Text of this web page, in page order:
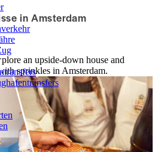
in Amsterdam
an upside-down house and
sprinkles in Amsterdam.